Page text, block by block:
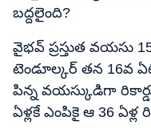
బద్దలైంది?
వైభవ్ ప్రస్తుత వయసు
టెండూల్కర్ తన 16వ
పిన్న వయస్కుడిగా
ఏళ్లకే ఎంపికై ఆ 36 ఏళ్ల